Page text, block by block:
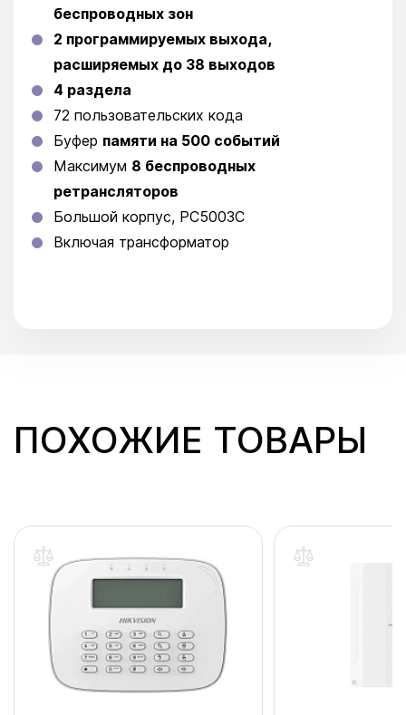
беспроводных зон
2 программируемых выхода,
расширяемых до 38 выходов
4 раздела
72 пользовательских кода
Буфер памяти на 500 событий
Максимум 8 беспроводных
ретрансляторов
Большой корпус, PC5003C
Включая трансформатор
ПОХОЖИЕ ТОВАРЫ